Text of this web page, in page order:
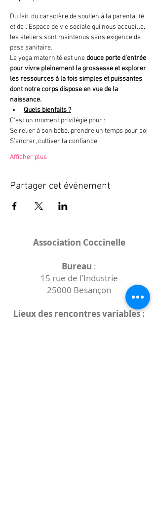
Du fait  du caractère de soutien à la parentalité
et de l'Espace de vie sociale qui nous accueille,
les ateliers sont maintenus sans exigence de
pass sanitaire.
Le yoga maternité est une douce porte d'entrée
pour vivre pleinement la grossesse et explorer
les ressources à la fois simples et puissantes
dont notre corps dispose en vue de la
naissance.
Quels bienfaits ?
C'est un moment privilégié pour :
Se relier à son bébé, prendre un temps pour soi
S'ancrer, cultiver la confiance
Afficher plus
Partager cet événement
Association Coccinelle
Bureau :
15 rue de l'Industrie
25000 Besançon
Lieux des rencontres variables :